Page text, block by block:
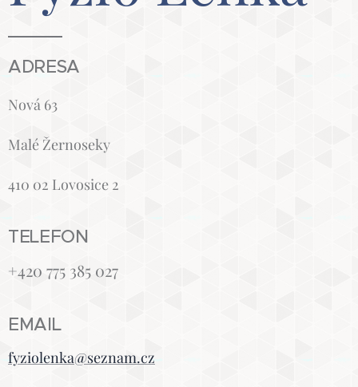
ADRESA
Nová 63
Malé Žernoseky
410 02 Lovosice 2
TELEFON
+420 775 385 027
EMAIL
fyziolenka@seznam.cz